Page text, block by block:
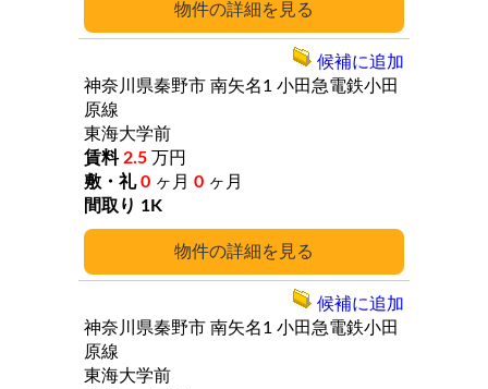
詳細
詳細
神奈川県秦野市 南矢名1 小田急電鉄小田
原線
東海大学前
2.5 万円
0 ヶ月 0 ヶ月
1K
候補に追加
神奈川県秦野市 南矢名1 小田急電鉄小田
原線
東海大学前
候補に追加